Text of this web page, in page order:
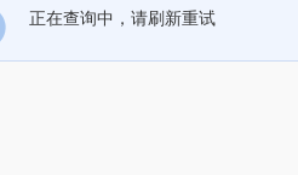
正在查询中，请刷新重试